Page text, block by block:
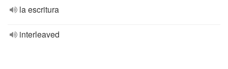
la escritura
interleaved